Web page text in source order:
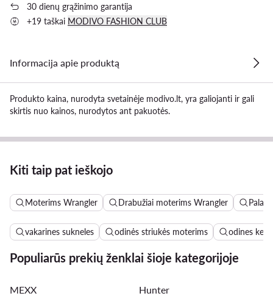
30 dienų grąžinimo garantija
+19 taškai MODIVO FASHION CLUB
Informacija apie produktą
Produkto kaina, nurodyta svetainėje modivo.lt, yra galiojanti ir gali
skirtis nuo kainos, nurodytos ant pakuotės.
Kiti taip pat ieškojo
Moterims Wrangler Drabužiai moterims Wrangler
vakarines sukneles odinės striukės moterims odines
Populiarūs prekių ženklai šioje kategorijoje
MEXX Hunter